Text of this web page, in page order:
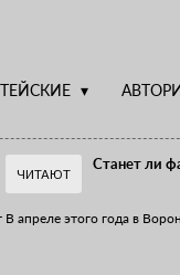
ЧИТАЮТ
Станет ли
В апреле этого года в